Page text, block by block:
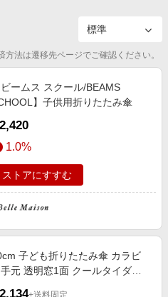
払い
法は遷移先ページでご確認ください。
ビームス スクール/BEAMS
】子供用折りたたみ傘
2,420
1.0%
ストアにすすむ
子ども折りたたみ傘 カラビ
元 透明窓1面 クールタイダイ/
2,134+送料固定